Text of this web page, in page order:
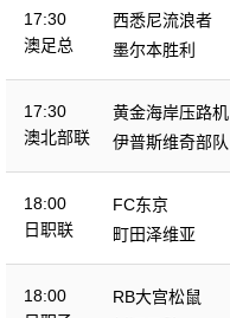
17:30
澳足总
西悉尼流浪者
墨尔本胜利
17:30
澳北部联
黄金海岸压路机
伊普斯维奇部队
18:00
日职联
FC东京
町田泽维亚
18:00
RB大宫松鼠